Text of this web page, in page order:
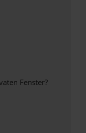
Fenster?